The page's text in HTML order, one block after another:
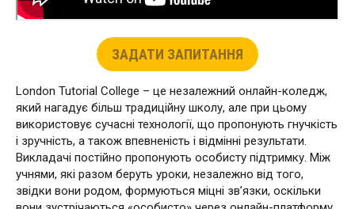
ЗАДАТИ ЗАПИТАННЯ
London Tutorial College – це незалежний онлайн-коледж,
який нагадує більш традиційну школу, але при цьому
використовує сучасні технології, що пропонують гнучкість
і зручність, а також впевненість і відмінні результати.
Викладачі постійно пропонують особисту підтримку. Між
учнями, які разом беруть уроки, незалежно від того,
звідки вони родом, формуються міцні зв’язки, оскільки